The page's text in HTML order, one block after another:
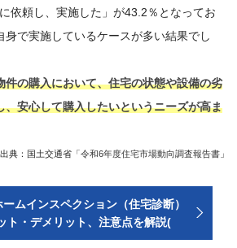
依頼し、実施した」が43.2％となってお
身で実施しているケースが多い結果でし
件の購入において、住宅の状態や設備の劣
、安心して購入したいというニーズが高ま
出典：国土交通省「 令和6年度住宅市場動向調査報告書 」
ムインスペクション（住宅診断）
ト・デメリット、注意点を解説(